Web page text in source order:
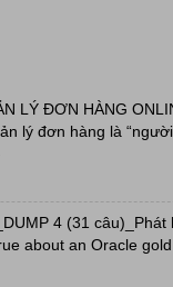
LÝ ĐƠN HÀNG
lý đơn hàng là
4 (31 câu)_Phát
about an Oracle